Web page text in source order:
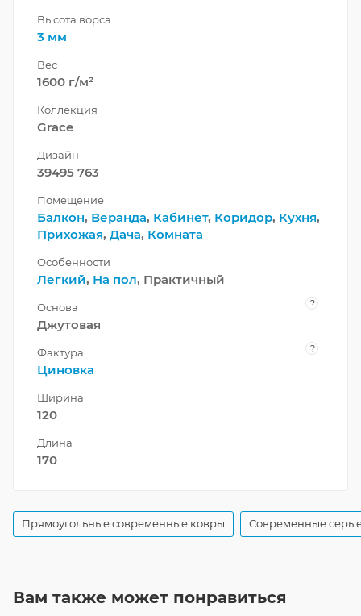
Высота ворса
3 мм
Вес
1600 г/м²
Коллекция
Grace
Дизайн
39495 763
Помещение
Балкон, Веранда, Кабинет, Коридор, Кухня,
Прихожая, Дача, Комната
Особенности
Легкий, На пол, Практичный
Основа ?
Джутовая
Фактура ?
Циновка
Ширина
120
Длина
170
Прямоугольные современные ковры Современные
Вам также может понравиться